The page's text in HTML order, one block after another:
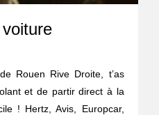
Rouen Rive Droite, t’as
et de partir direct à la
! Hertz, Avis, Europcar,